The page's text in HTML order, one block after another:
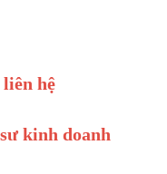
hệ
kinh doanh